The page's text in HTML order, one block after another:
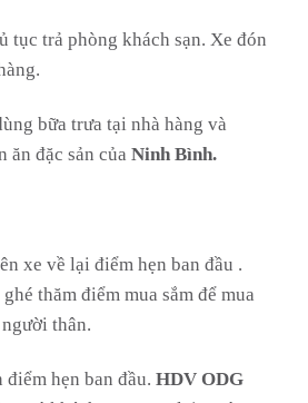
tục trả phòng khách sạn. Xe đón
bữa trưa tại nhà hàng và
ăn đặc sản của Ninh Bình.
xe về lại điểm hẹn ban đầu .
thăm điểm mua sắm để mua
thân.
hẹn ban đầu. HDV ODG